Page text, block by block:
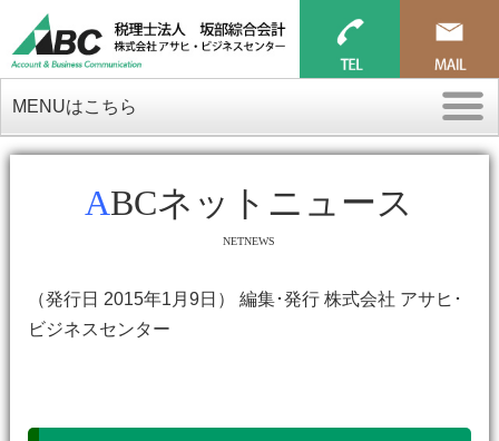
MENUはこちら
ABCネットニュース
NETNEWS
（発行日 2015年1月9日） 編集･発行 株式会社 アサヒ･
ビジネスセンター